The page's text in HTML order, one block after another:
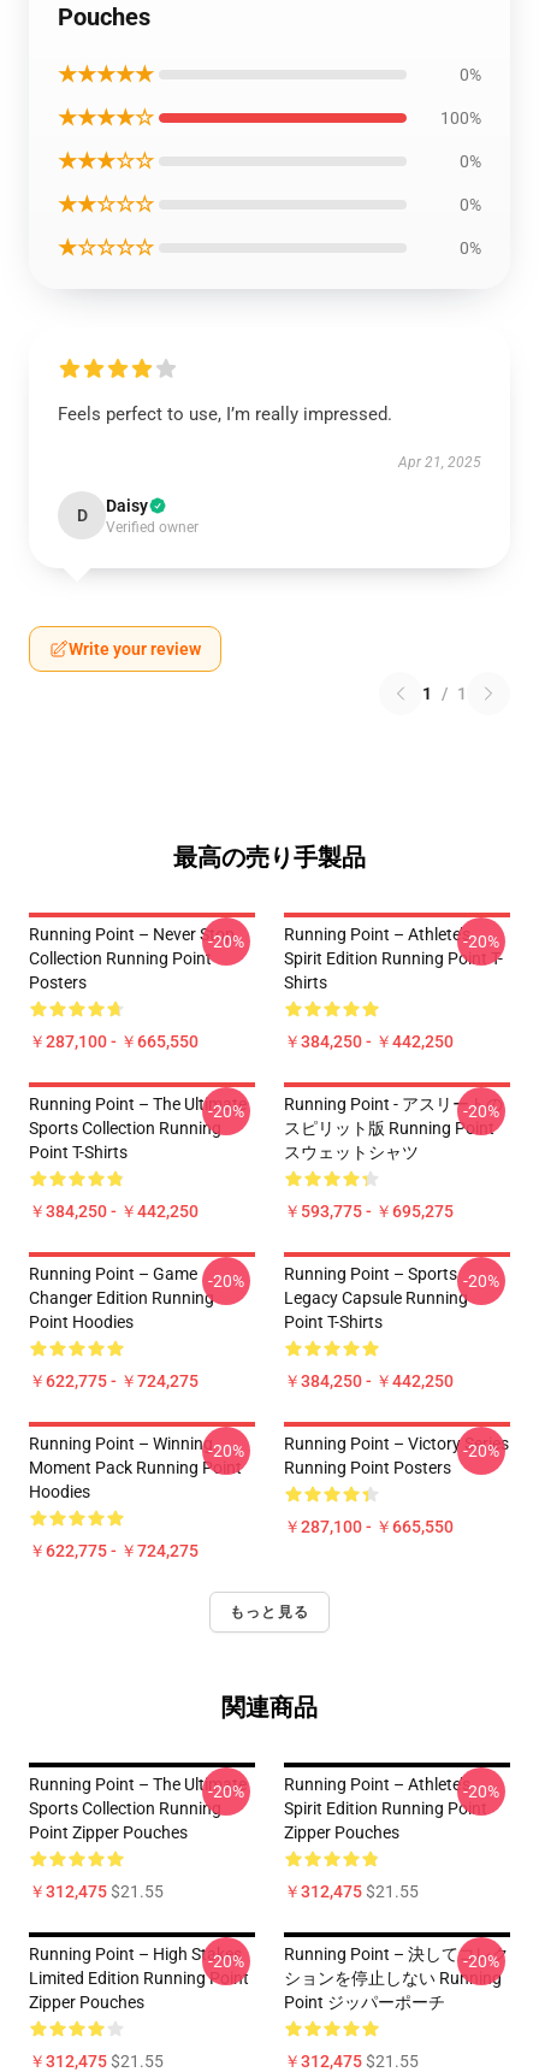
Pouches
★★★★★ 0%
★★★★☆ 100%
★★★☆☆ 0%
★★☆☆☆ 0%
★☆☆☆☆ 0%
Feels perfect to use, I’m really impressed.
Apr 21, 2025
D Daisy
Verified owner
Write your review
1 / 1
最高の売り手製品
Running Point – Never Stop
Collection Running Point
Posters
￥287,100 - ￥665,550
-20%
Running Point – Athlete’s
Spirit Edition Running Point T-
Shirts
￥384,250 - ￥442,250
-20%
Running Point – The Ultimate
Sports Collection Running
Point T-Shirts
￥384,250 - ￥442,250
-20%
Running Point - アスリートの
スピリット版 Running Point
スウェットシャツ
￥593,775 - ￥695,275
-20%
Running Point – Game
Changer Edition Running
Point Hoodies
￥622,775 - ￥724,275
-20%
Running Point – Sports
Legacy Capsule Running
Point T-Shirts
￥384,250 - ￥442,250
-20%
Running Point – Winning
Moment Pack Running Point
Hoodies
￥622,775 - ￥724,275
-20%
Running Point – Victory Series
Running Point Posters
￥287,100 - ￥665,550
-20%
もっと見る
関連商品
Running Point – The Ultimate
Sports Collection Running
Point Zipper Pouches
￥312,475$21.55
-20%
Running Point – Athlete’s
Spirit Edition Running Point
Zipper Pouches
￥312,475$21.55
-20%
Running Point – High Stakes
Limited Edition Running Point
Zipper Pouches
￥312,475$21.55
-20%
Running Point – 決してコレク
ションを停止しない Running
Point ジッパーポーチ
￥312,475$21.55
-20%